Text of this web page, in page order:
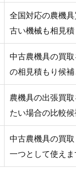
全国対応の農機
古い機械も相見
中古農機具の買
の相見積もり候
農機具の出張買
たい場合の比較
中古農機具の買
一つとして使え